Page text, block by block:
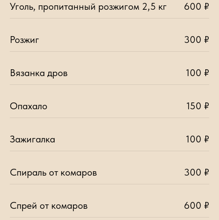
Уголь, пропитанный розжигом 2,5 кг 600 ₽
Розжиг 300 ₽
Вязанка дров 100 ₽
Опахало 150 ₽
Зажигалка 100 ₽
Спираль от комаров 300 ₽
Спрей от комаров 600 ₽